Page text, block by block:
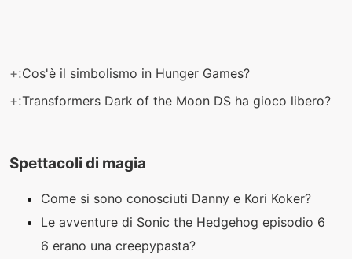
+:Cos'è il simbolismo in Hunger Games?
+:Transformers Dark of the Moon DS ha gioco libero?
Spettacoli di magia
Come si sono conosciuti Danny e Kori Koker?
Le avventure di Sonic the Hedgehog episodio 6
6 erano una creepypasta?